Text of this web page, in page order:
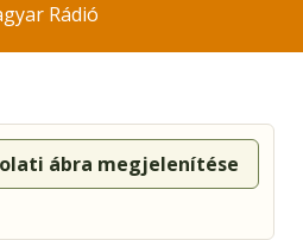
Rádió
ábra megjelenítése